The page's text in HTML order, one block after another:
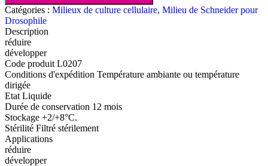
Catégories : Milieux de culture cellulaire, Milieu de Schneider pour
Drosophile
Description
réduire
développer
Code produit L0207
Conditions d'expédition Température ambiante ou température
dirigée
Etat Liquide
Durée de conservation 12 mois
Stockage +2/+8°C.
Stérilité Filtré stérilement
Applications
réduire
développer